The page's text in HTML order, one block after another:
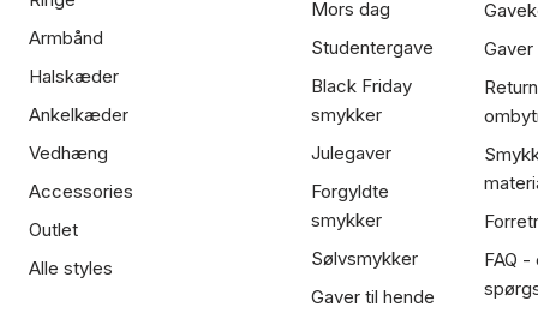
Armbånd
Halskæder
Ankelkæder
Vedhæng
Accessories
Outlet
Alle styles
Mors dag
Studentergave
Black Friday
smykker
Julegaver
Forgyldte
smykker
Sølvsmykker
Gaver til hende
FAQ